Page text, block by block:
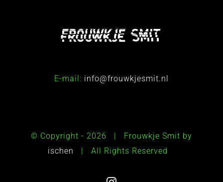
E-mail: info@frouwkjesmit.nl
© Copyright - 2026 | Frouwkje Smit by
ischen
| All Rights Reserved